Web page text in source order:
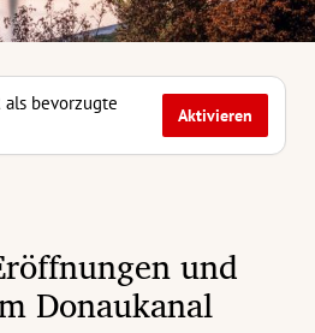
als bevorzugte
Aktivieren
und
Donaukanal